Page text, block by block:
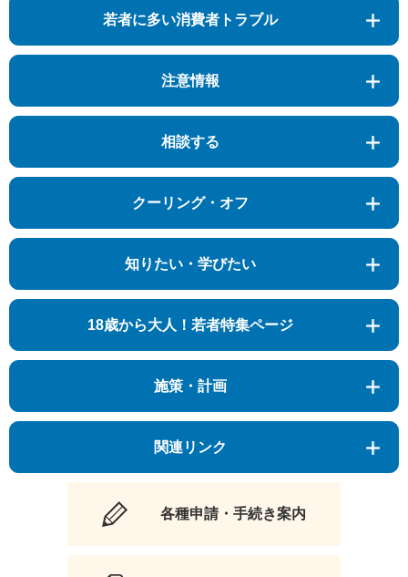
若者に多い消費者トラブル
注意情報
相談する
クーリング・オフ
知りたい・学びたい
18歳から大人！若者特集ページ
施策・計画
関連リンク
各種申請・手続き案内